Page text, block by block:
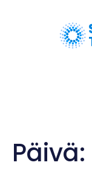
Päivä: